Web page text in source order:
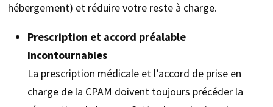
hébergement) et réduire votre reste à charge.
Prescription et accord préalable
incontournables
La prescription médicale et l’accord de prise en
charge de la CPAM doivent toujours précéder la